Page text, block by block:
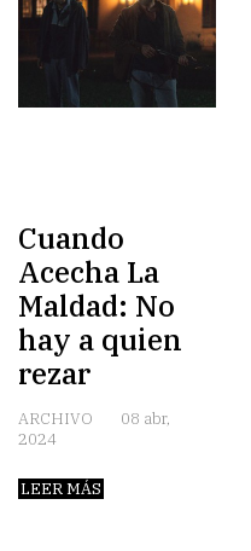
Cuando
Acecha La
Maldad: No
hay a quien
rezar
ARCHIVO
08 abr,
2024
LEER MÁS